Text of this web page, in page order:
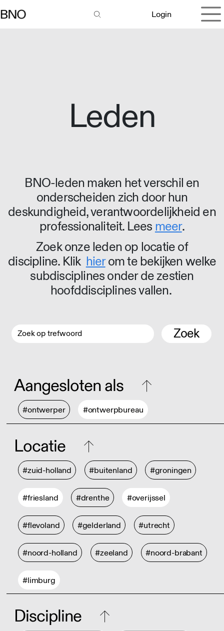
Login
Leden
BNO-leden maken het verschil en
onderscheiden zich door hun
deskundigheid, verantwoordelijkheid en
professionaliteit. Lees meer.
Zoek onze leden op locatie of
discipline. Klik hierom te bekijken welke
subdisciplines onder de zestien
hoofddisciplines vallen.
Zoek
Aangesloten als
#ontwerper #ontwerpbureau
Locatie
#zuid-holland #buitenland #groningen
#friesland #drenthe #overijssel
#flevoland #gelderland #utrecht
#noord-holland #zeeland #noord-brabant
#limburg
Discipline